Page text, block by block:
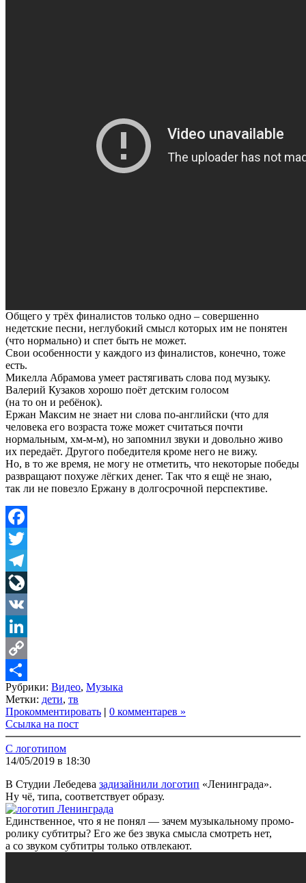
Общего у трёх финалистов только одно – совершенно
недетские песни, неглубокий смысл которых им не понятен
(что нормально) и спет быть не может.
Свои особенности у каждого из финалистов, конечно, тоже
есть.
Микелла Абрамова умеет растягивать слова под музыку.
Валерий Кузаков хорошо поёт детским голосом
(на то он и ребёнок).
Ержан Максим не знает ни слова по-английски (что для
человека его возраста тоже может считаться почти
нормальным, хм-м-м), но запомнил звуки и довольно живо
их передаёт. Другого победителя кроме него не вижу.
Но, в то же время, не могу не отметить, что некоторые победы
развращают похуже лёгких денег. Так что я ещё не знаю,
так ли не повезло Ержану в долгосрочной перспективе.
Facebook
Twitter
Telegram
LiveJournal
VK
LinkedIn
Copy
Link
Share
Рубрики: Видео, Музыка
Метки: дети, тв
Прокомментировать | 0 комментарев »
Ссылка на пост
С логотипом
14/05/2019 в 18:30
В Студии Лебедева задизайнили логотип «Ленинграда».
Ну чё, типа, соответствует образу.
Единственное, что я не понял — зачем музыкальному промо-
ролику субтитры? Его же без звука смысла смотреть нет,
а со звуком субтитры только отвлекают.